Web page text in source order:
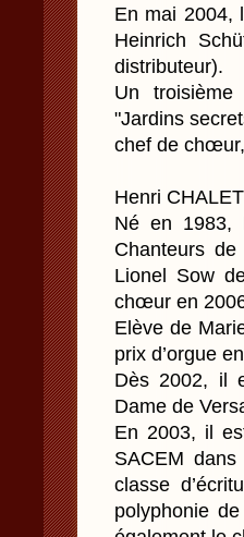
En mai 2004,
Heinrich
distributeur).
Un
"Jardins
chef de
Henri CHALET
Né en 1983,
Chanteurs
Lionel Sow
chœur en
Elève de
prix d’orgue
Dès 2002, il
Dame de
En 2003, il
SACEM
classe
polyphonie